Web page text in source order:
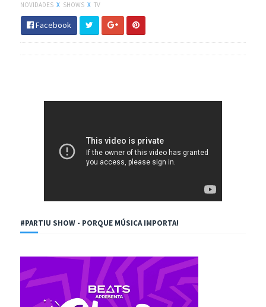
NOVIDADES X SHOWS X TV
Facebook
#PARTIU SHOW - PORQUE MÚSICA IMPORTA!